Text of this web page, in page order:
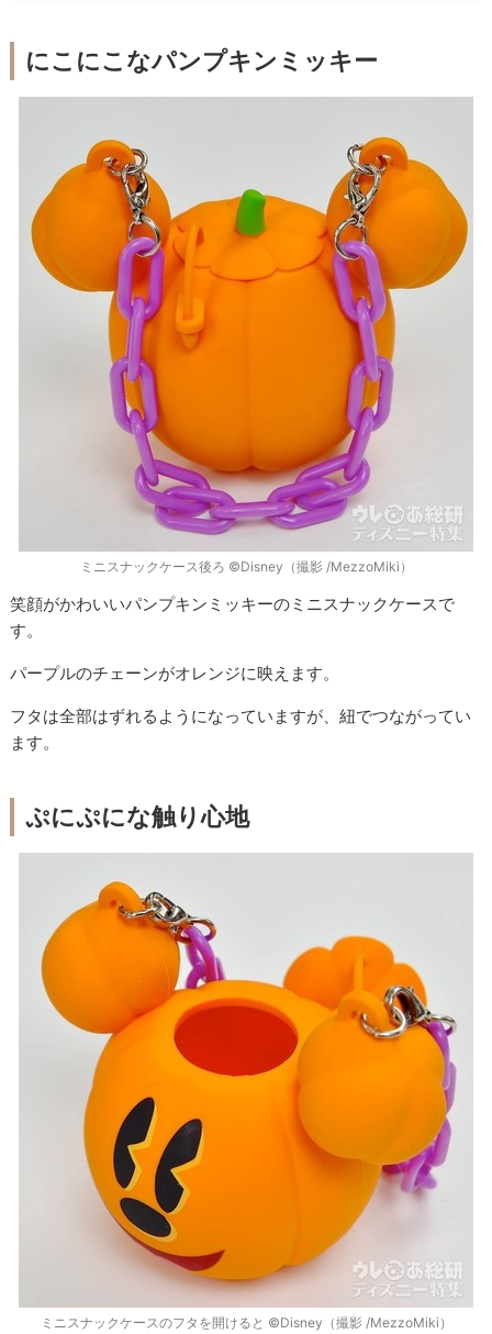
にこにこなパンプキンミッキー
ミニスナックケース後ろ ©Disney（撮影 /MezzoMiki）
笑顔がかわいいパンプキンミッキーのミニスナックケースで
す。
パープルのチェーンがオレンジに映えます。
フタは全部はずれるようになっていますが、紐でつながってい
ます。
ぷにぷにな触り心地
ミニスナックケースのフタを開けると ©Disney（撮影 /MezzoMiki）